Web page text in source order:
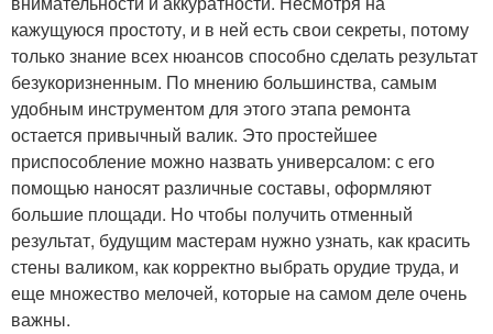
кажущуюся простоту, и в ней есть свои секреты, потому
только знание всех нюансов способно сделать результат
безукоризненным. По мнению большинства, самым
удобным инструментом для этого этапа ремонта
остается привычный валик. Это простейшее
приспособление можно назвать универсалом: с его
помощью наносят различные составы, оформляют
большие площади. Но чтобы получить отменный
результат, будущим мастерам нужно узнать, как красить
стены валиком, как корректно выбрать орудие труда, и
еще множество мелочей, которые на самом деле очень
важны.